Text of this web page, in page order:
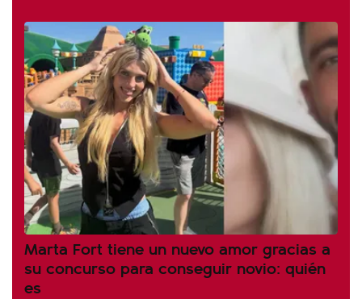
Marta Fort tiene un nuevo amor gracias a
su concurso para conseguir novio: quién
es